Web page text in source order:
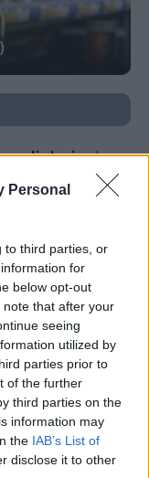
Personal
to third parties, or
for
below opt-out
that after your
seeing
utilized by
parties prior to
of the further
third parties on the
information may
the IAB’s List of
disclose it to other
di Juric.Le
di
riportare
i ritmi e
già vennero
A partire
del mister e
Lazovic e
di
, con Simeone
i due posti da